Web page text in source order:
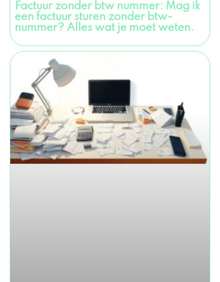
Factuur zonder btw nummer: Mag ik
een factuur sturen zonder btw-
nummer? Alles wat je moet weten.